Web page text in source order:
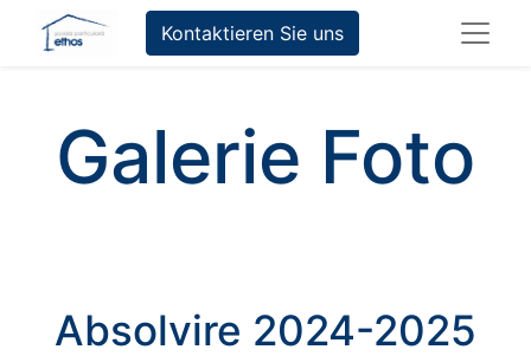
Kontaktieren Sie uns
Galerie Foto
Absolvire 2024-2025